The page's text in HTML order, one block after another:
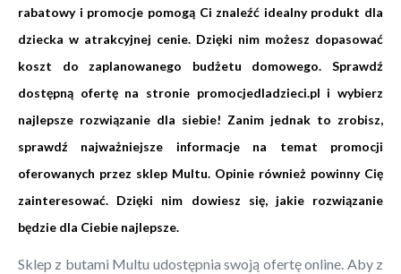
rabatowy i promocje pomogą Ci znaleźć idealny produkt dla
dziecka w atrakcyjnej cenie. Dzięki nim możesz dopasować
koszt do zaplanowanego budżetu domowego. Sprawdź
dostępną ofertę na stronie promocjedladzieci.pl i wybierz
najlepsze rozwiązanie dla siebie! Zanim jednak to zrobisz,
sprawdź najważniejsze informacje na temat promocji
oferowanych przez sklep Multu. Opinie również powinny Cię
zainteresować. Dzięki nim dowiesz się, jakie rozwiązanie
będzie dla Ciebie najlepsze.
Sklep z butami Multu udostępnia swoją ofertę online. Aby z